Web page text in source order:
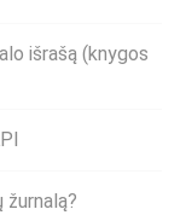
išrašą (knygos